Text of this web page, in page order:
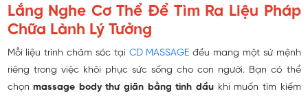
Lắng Nghe Cơ Thể Để Tìm Ra Liệu Pháp
Chữa Lành Lý Tưởng
Mỗi liệu trình chăm sóc tại CD MASSAGE đều mang một sứ mệnh
riêng trong việc khôi phục sức sống cho con người. Bạn có thể
chọnmassage body thư giãn bằng tinh dầukhi muốn tìm kiếm